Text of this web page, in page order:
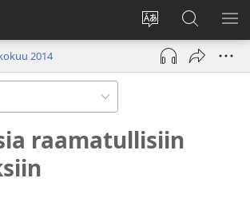
Vaihda
sivuston
kieli
Kirjaudu
(avaa
uuden
ikkunan)
Hae
JW.ORG-
sivustolta
2014
raamatullisiin